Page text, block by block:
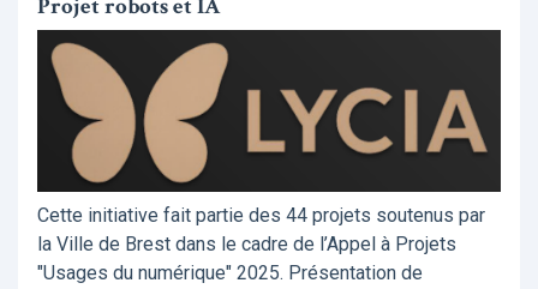
Projet robots et IA
Cette initiative fait partie des 44 projets soutenus par
la Ville de Brest dans le cadre de l’Appel à Projets
"Usages du numérique" 2025. Présentation de